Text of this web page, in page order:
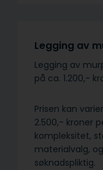
Legging av
Legging av
på ca. 1.200,-
Prisen kan
2.500,- kroner
kompleksitet,
materialvalg,
søknadspliktig.